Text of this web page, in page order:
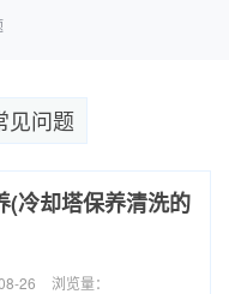
见问题
(冷却塔保养清洗的
26 浏览量：